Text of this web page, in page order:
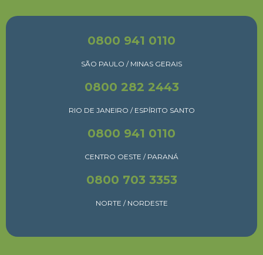
0800 941 0110
SÃO PAULO / MINAS GERAIS
0800 282 2443
RIO DE JANEIRO / ESPÍRITO SANTO
0800 941 0110
CENTRO OESTE / PARANÁ
0800 703 3353
NORTE / NORDESTE